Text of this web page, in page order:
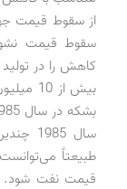
از سقوط قیمت
سقوط قیمت
کاهش را در
سال
طبیعتاً